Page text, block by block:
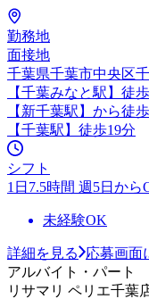
勤務地
面接地
千葉県千葉市中央区
【千葉みなと駅】徒
【新千葉駅】から徒
【千葉駅】徒歩19分
シフト
1日7.5時間 週5日から
未経験OK
詳細を見る
応募画面
アルバイト・パート
リサマリ ペリエ千葉